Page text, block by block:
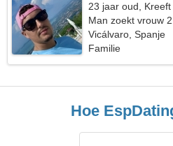
23 jaar oud, Kreeft
Man zoekt vrouw
Vicálvaro, Spanje
Familie
Hoe